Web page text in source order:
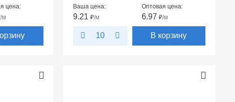
цена:
/м
Ваша цена:
9.21 ₽/м
Оптовая цена:
6.97 ₽/м
10 В корзину